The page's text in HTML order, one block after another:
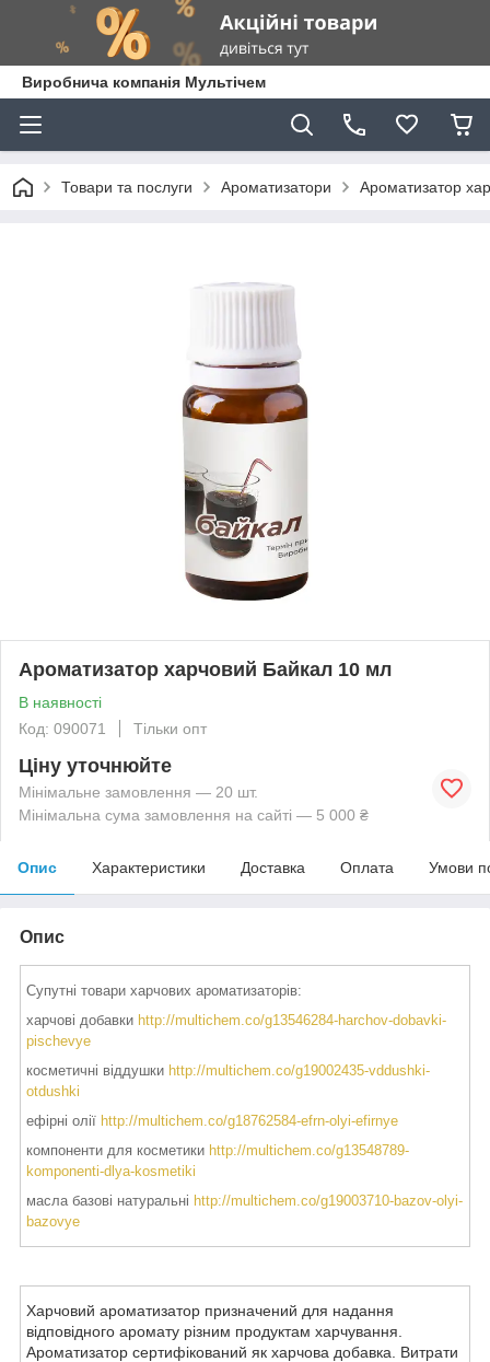
Виробнича компанія Мультічем
Товари та послуги Ароматизатори Ароматизатор
Ароматизатор харчовий Байкал 10 мл
В наявності
Код: 090071
Тільки опт
Ціну уточнюйте
Мінімальне замовлення — 20 шт.
Мінімальна сума замовлення на сайті — 5 000 ₴
Опис Характеристики Доставка Оплата Умови
Опис
Супутні товари харчових ароматизаторів:
харчові добавки http://multichem.co/g13546284-harchov-dobavki-
pischevye
косметичні віддушки http://multichem.co/g19002435-vddushki-
otdushki
ефірні олії http://multichem.co/g18762584-efrn-olyi-efirnye
компоненти для косметики http://multichem.co/g13548789-
komponenti-dlya-kosmetiki
масла базові натуральні http://multichem.co/g19003710-bazov-olyi-
bazovye
Харчовий ароматизатор призначений для надання
відповідного аромату різним продуктам харчування.
Ароматизатор сертифікований як харчова добавка. Витрати